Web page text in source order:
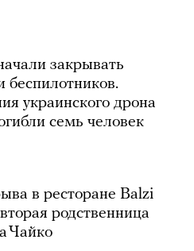
закрывать
беспилотников.
украинского дрона
семь человек
в ресторане Balzi
родственница
Чайко